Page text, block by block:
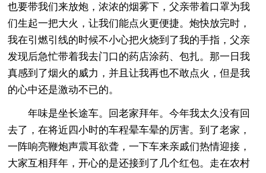
也要带我们来放炮，浓浓的烟雾下，父亲带着口罩为我
们生起一把大火，让我们能点火更便捷。炮快放完时，
我在引燃引线的时候不小心把火烧到了我的手指，父亲
发现后急忙带着我去门口的药店涂药、包扎。那一日我
真感到了烟火的威力，并且让我再也不敢点火，但是我
的心中还是激动不已的。
年味是坐长途车。回老家拜年。今年我太久没有回
去了，在将近四小时的车程晕车晕的厉害。到了老家，
一阵响亮鞭炮声震耳欲聋，一下车来亲戚们热情迎接，
大家互相拜年，开心的是还接到了几个红包。走在农村